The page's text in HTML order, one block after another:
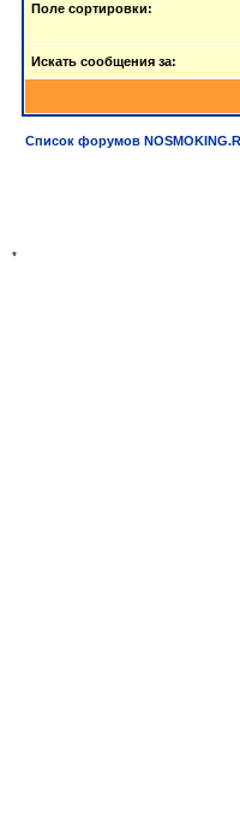
Поле сортировки:
Искать сообщения за:
Список форумов
*